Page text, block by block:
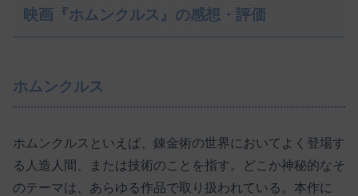
映画『ホムンクルス』の感想・評価
ホムンクルス
ホムンクルスといえば、錬金術の世界においてよく登場す
る人造人間、または技術のことを指す。どこか神秘的なそ
のテーマは、あらゆる作品で取り扱われている。本作に